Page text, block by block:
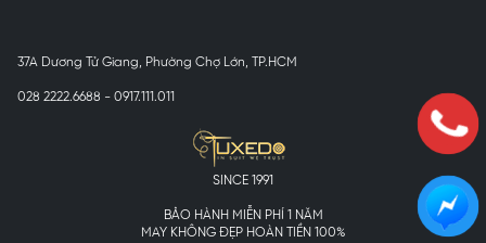
37A Dương Tử Giang, Phường Chợ Lớn, TP.HCM
028 2222.6688 - 0917.111.011
SINCE 1991
BẢO HÀNH MIỄN PHÍ 1 NĂM
MAY KHÔNG ĐẸP HOÀN TIỀN 100%